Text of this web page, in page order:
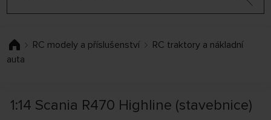
RC modely a příslušenství
RC traktory a nákladní
auta
1:14 Scania R470 Highline (stavebnice)